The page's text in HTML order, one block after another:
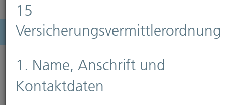
Menü
15
Versicherungsvermittlerordnung
1. Name, Anschrift und
Kontaktdaten